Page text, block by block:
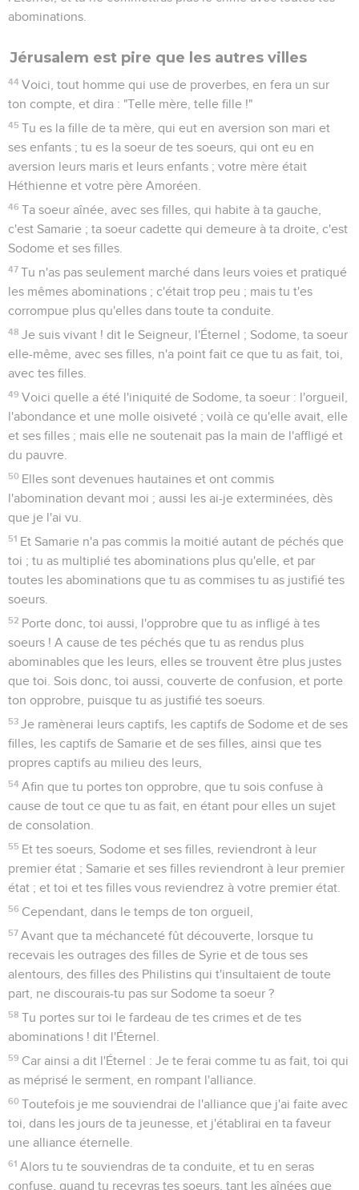
abominations.
Jérusalem est pire que les autres villes
44 Voici, tout homme qui use de proverbes, en fera un sur
ton compte, et dira : "Telle mère, telle fille !"
45 Tu es la fille de ta mère, qui eut en aversion son mari et
ses enfants ; tu es la soeur de tes soeurs, qui ont eu en
aversion leurs maris et leurs enfants ; votre mère était
Héthienne et votre père Amoréen.
46 Ta soeur aînée, avec ses filles, qui habite à ta gauche,
c'est Samarie ; ta soeur cadette qui demeure à ta droite, c'est
Sodome et ses filles.
47 Tu n'as pas seulement marché dans leurs voies et pratiqué
les mêmes abominations ; c'était trop peu ; mais tu t'es
corrompue plus qu'elles dans toute ta conduite.
48 Je suis vivant ! dit le Seigneur, l'Éternel ; Sodome, ta soeur
elle-même, avec ses filles, n'a point fait ce que tu as fait, toi,
avec tes filles.
49 Voici quelle a été l'iniquité de Sodome, ta soeur : l'orgueil,
l'abondance et une molle oisiveté ; voilà ce qu'elle avait, elle
et ses filles ; mais elle ne soutenait pas la main de l'affligé et
du pauvre.
50 Elles sont devenues hautaines et ont commis
l'abomination devant moi ; aussi les ai-je exterminées, dès
que je l'ai vu.
51 Et Samarie n'a pas commis la moitié autant de péchés que
toi ; tu as multiplié tes abominations plus qu'elle, et par
toutes les abominations que tu as commises tu as justifié tes
soeurs.
52 Porte donc, toi aussi, l'opprobre que tu as infligé à tes
soeurs ! A cause de tes péchés que tu as rendus plus
abominables que les leurs, elles se trouvent être plus justes
que toi. Sois donc, toi aussi, couverte de confusion, et porte
ton opprobre, puisque tu as justifié tes soeurs.
53 Je ramènerai leurs captifs, les captifs de Sodome et de ses
filles, les captifs de Samarie et de ses filles, ainsi que tes
propres captifs au milieu des leurs,
54 Afin que tu portes ton opprobre, que tu sois confuse à
cause de tout ce que tu as fait, en étant pour elles un sujet
de consolation.
55 Et tes soeurs, Sodome et ses filles, reviendront à leur
premier état ; Samarie et ses filles reviendront à leur premier
état ; et toi et tes filles vous reviendrez à votre premier état.
56 Cependant, dans le temps de ton orgueil,
57 Avant que ta méchanceté fût découverte, lorsque tu
recevais les outrages des filles de Syrie et de tous ses
alentours, des filles des Philistins qui t'insultaient de toute
part, ne discourais-tu pas sur Sodome ta soeur ?
58 Tu portes sur toi le fardeau de tes crimes et de tes
abominations ! dit l'Éternel.
59 Car ainsi a dit l'Éternel : Je te ferai comme tu as fait, toi qui
as méprisé le serment, en rompant l'alliance.
60 Toutefois je me souviendrai de l'alliance que j'ai faite avec
toi, dans les jours de ta jeunesse, et j'établirai en ta faveur
une alliance éternelle.
61 Alors tu te souviendras de ta conduite, et tu en seras
confuse, quand tu recevras tes soeurs, tant les aînées que